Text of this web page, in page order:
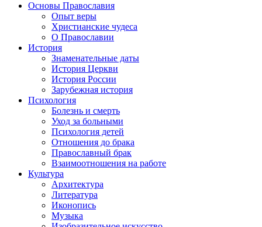
Основы Православия
Опыт веры
Христианские чудеса
О Православии
История
Знаменательные даты
История Церкви
История России
Зарубежная история
Психология
Болезнь и смерть
Уход за больными
Психология детей
Отношения до брака
Православный брак
Взаимоотношения на работе
Культура
Архитектура
Литература
Иконопись
Музыка